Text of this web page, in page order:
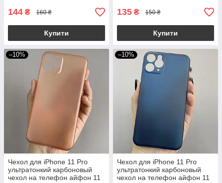
144 ₴ 160 ₴
Купити
135 ₴ 150 ₴
Купити
–10%
Чехол для iPhone 11 Pro
ультратонкий карбоновый
чехол на телефон айфон 11
–10%
Чехол для iPhone 11 Pro
ультратонкий карбоновый
чехол на телефон айфон 11